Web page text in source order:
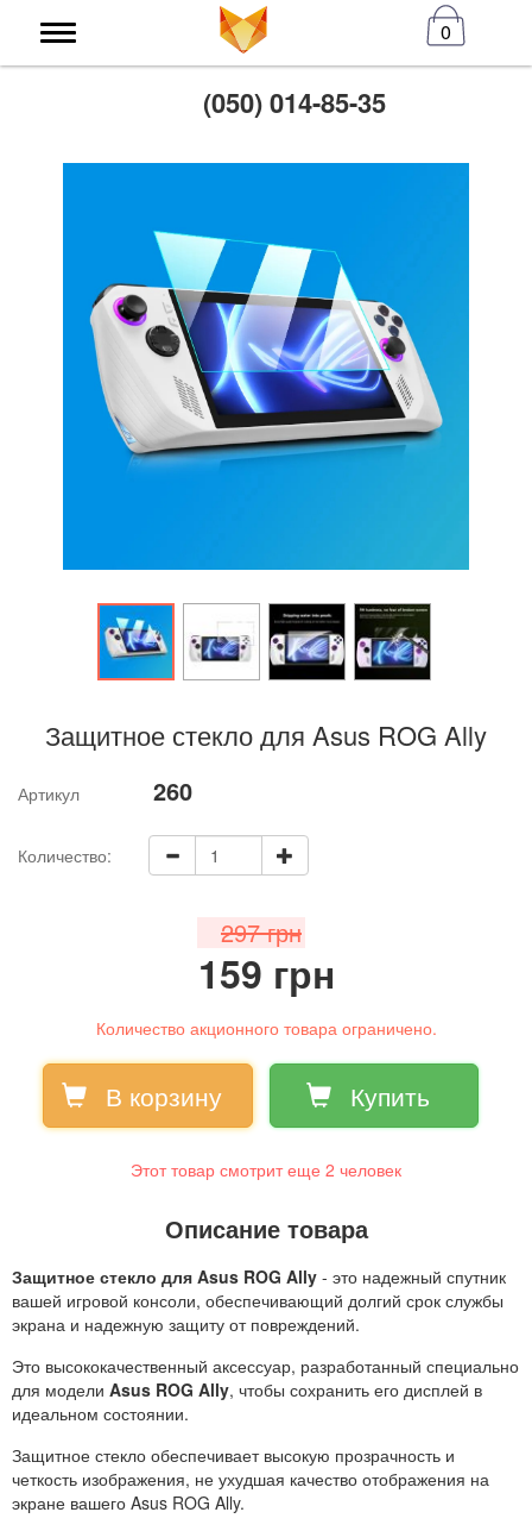
0
(050) 014-85-35
Защитное стекло для Asus ROG Ally
Артикул 260
Количество:
297 грн
159 грн
Количество акционного товара ограничено.
В корзину Купить
Этот товар смотрит еще 2 человек
Описание товара
Защитное стекло для Asus ROG Ally - это надежный спутник
вашей игровой консоли, обеспечивающий долгий срок службы
экрана и надежную защиту от повреждений.
Это высококачественный аксессуар, разработанный специально
для модели Asus ROG Ally, чтобы сохранить его дисплей в
идеальном состоянии.
Защитное стекло обеспечивает высокую прозрачность и
четкость изображения, не ухудшая качество отображения на
экране вашего Asus ROG Ally.